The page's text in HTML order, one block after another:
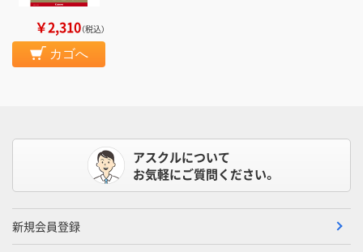
￥2,310（税込）
カゴへ
アスクルについて
お気軽にご質問ください。
新規会員登録